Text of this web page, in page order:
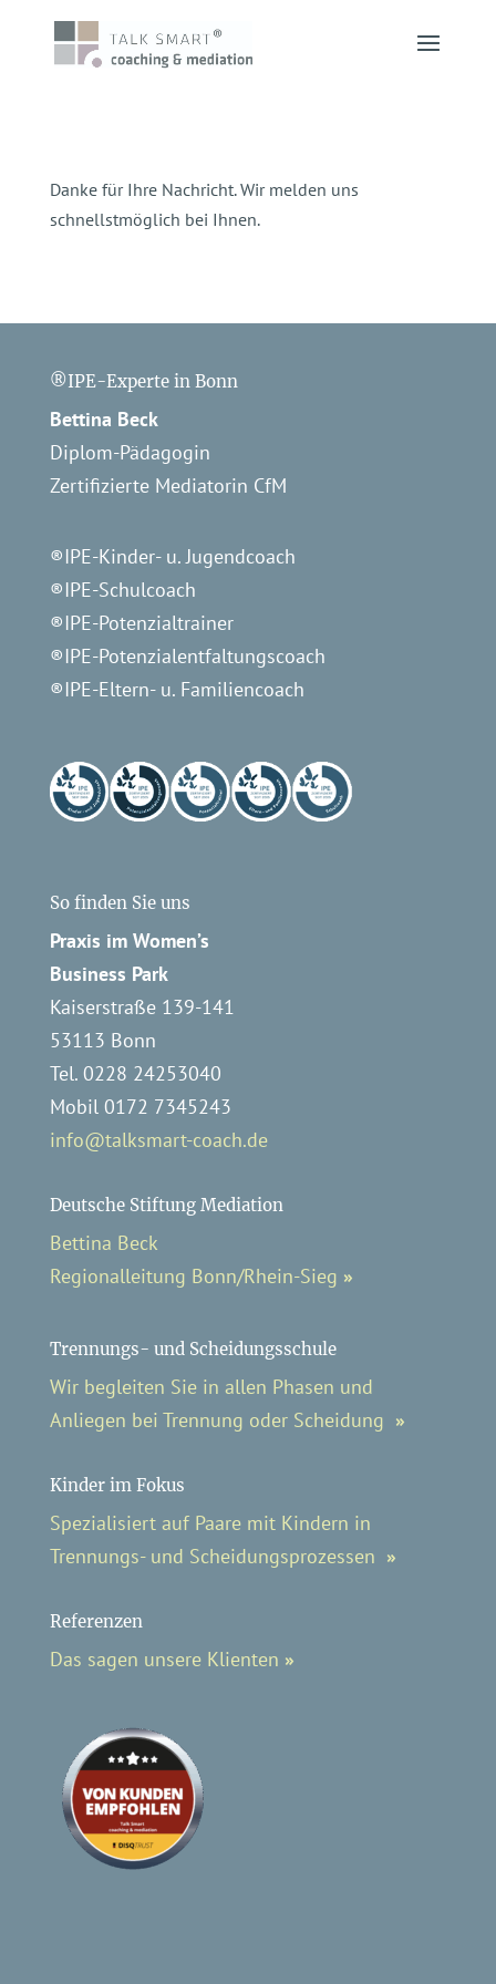
Danke für Ihre Nachricht. Wir melden uns
schnellstmöglich bei Ihnen.
®IPE-Experte in Bonn
Bettina Beck
Diplom-Pädagogin
Zertifizierte Mediatorin CfM
®IPE-Kinder- u. Jugendcoach
®IPE-Schulcoach
®IPE-Potenzialtrainer
®IPE-Potenzialentfaltungscoach
®IPE-Eltern- u. Familiencoach
So finden Sie uns
Praxis im Women’s
Business Park
Kaiserstraße 139-141
53113 Bonn
Tel. 0228 24253040
Mobil 0172 7345243
info@talksmart-coach.de
Deutsche Stiftung Mediation
Bettina Beck
Regionalleitung Bonn/Rhein-Sieg »
Trennungs- und Scheidungsschule
Wir begleiten Sie in allen Phasen und
Anliegen bei Trennung oder Scheidung »
Kinder im Fokus
Spezialisiert auf Paare mit Kindern in
Trennungs- und Scheidungsprozessen »
Referenzen
Das sagen unsere Klienten »